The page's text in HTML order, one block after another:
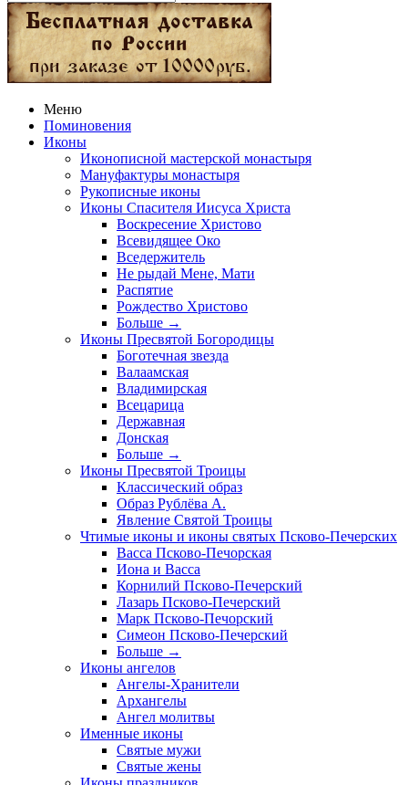
Меню
Поминовения
Иконы
Иконописной мастерской монастыря
Мануфактуры монастыря
Рукописные иконы
Иконы Спасителя Иисуса Христа
Воскресение Христово
Всевидящее Око
Вседержитель
Не рыдай Мене, Мати
Распятие
Рождество Христово
Больше →
Иконы Пресвятой Богородицы
Боготечная звезда
Валаамская
Владимирская
Всецарица
Державная
Донская
Больше →
Иконы Пресвятой Троицы
Классический образ
Образ Рублёва А.
Явление Святой Троицы
Чтимые иконы и иконы святых Псково-Печерских
Васса Псково-Печорская
Иона и Васса
Корнилий Псково-Печерский
Лазарь Псково-Печерский
Марк Псково-Печорский
Симеон Псково-Печерский
Больше →
Иконы ангелов
Ангелы-Хранители
Архангелы
Ангел молитвы
Именные иконы
Святые мужи
Святые жены